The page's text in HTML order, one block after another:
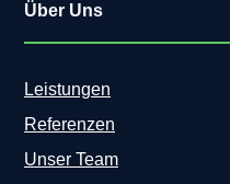
Über Uns
Leistungen
Referenzen
Unser Team